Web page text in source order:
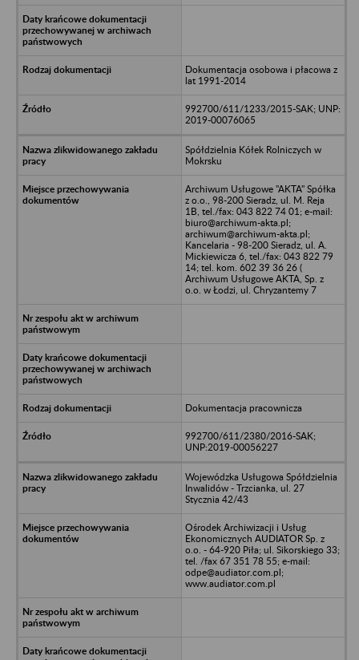
Dokumentacja osobowa i płacowa z
lat 1991-2014
992700/611/1233/2015-SAK; UNP:
2019-00076065
Spółdzielnia Kółek Rolniczych w
Mokrsku
Archiwum Usługowe "AKTA" Spółka
z o.o., 98-200 Sieradz, ul. M. Reja
1B, tel./fax: 043 822 74 01; e-mail:
biuro@archiwum-akta.pl;
archiwum@archiwum-akta.pl;
Kancelaria - 98-200 Sieradz, ul. A.
Mickiewicza 6, tel./fax: 043 822 79
14; tel. kom. 602 39 36 26 (
Archiwum Usługowe AKTA, Sp. z
o.o. w Łodzi, ul. Chryzantemy 7
Dokumentacja pracownicza
992700/611/2380/2016-SAK;
UNP:2019-00056227
Wojewódzka Usługowa Spółdzielnia
Inwalidów - Trzcianka, ul. 27
Stycznia 42/43
Ośrodek Archiwizacji i Usług
Ekonomicznych AUDIATOR Sp. z
o.o. - 64-920 Piła; ul. Sikorskiego 33;
tel. /fax 67 351 78 55; e-mail:
odpe@audiator.com.pl;
www.audiator.com.pl